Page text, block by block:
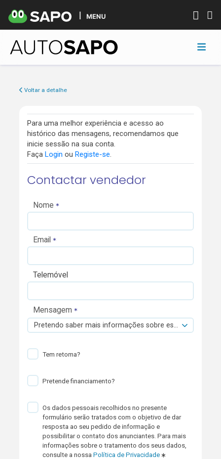
MENU
Voltar a detalhe
Para uma melhor experiência e acesso ao
histórico das mensagens, recomendamos que
inicie sessão na sua conta.
Faça Login ou Registe-se.
Contactar vendedor
Nome
Email
Telemóvel
Mensagem
Pretendo saber mais informações sobre esta viatura.
Tem retoma?
Pretende financiamento?
Os dados pessoais recolhidos no presente
formulário serão tratados com o objetivo de dar
resposta ao seu pedido de informação e
possibilitar o contato dos anunciantes. Para mais
informações sobre o tratamento dos seus dados,
consulte a nossaPolítica de Privacidade